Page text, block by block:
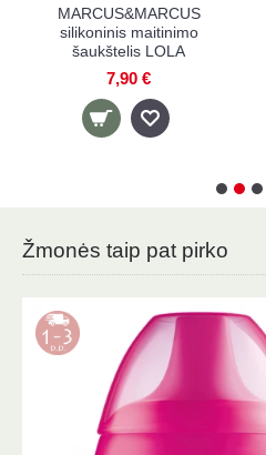
MARCUS&MARCUS
silikoninis maitinimo
šaukštelis LOLA
7,90 €
Žmonės taip pat pirko